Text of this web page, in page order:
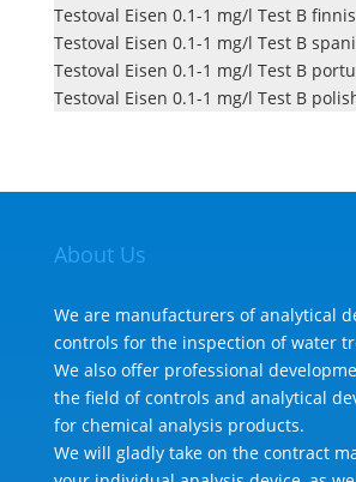
Testoval Eisen 0.1-1 mg/l Test B
Testoval Eisen 0.1-1 mg/l Test B
Testoval Eisen 0.1-1 mg/l Test B
Testoval Eisen 0.1-1 mg/l Test B
About Us
We are manufacturers of analytical
controls for the inspection of water
We also offer professional
the field of controls and analytical
for chemical analysis products.
We will gladly take on the contract